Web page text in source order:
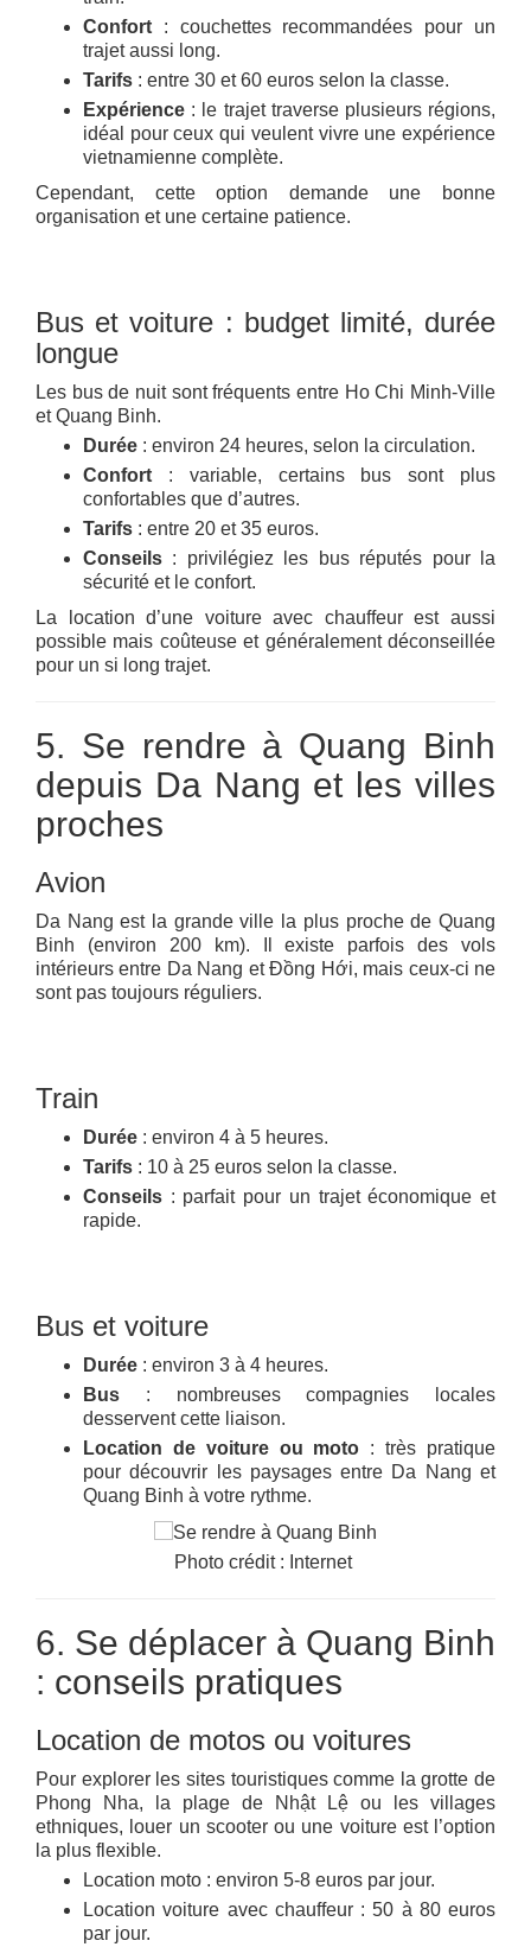
Confort : couchettes recommandées pour un
trajet aussi long.
Tarifs : entre 30 et 60 euros selon la classe.
Expérience : le trajet traverse plusieurs régions,
idéal pour ceux qui veulent vivre une expérience
vietnamienne complète.
Cependant, cette option demande une bonne
organisation et une certaine patience.
Bus et voiture : budget limité, durée
longue
Les bus de nuit sont fréquents entre Ho Chi Minh-Ville
et Quang Binh.
Durée : environ 24 heures, selon la circulation.
Confort : variable, certains bus sont plus
confortables que d’autres.
Tarifs : entre 20 et 35 euros.
Conseils : privilégiez les bus réputés pour la
sécurité et le confort.
La location d’une voiture avec chauffeur est aussi
possible mais coûteuse et généralement déconseillée
pour un si long trajet.
5. Se rendre à Quang Binh
depuis Da Nang et les villes
proches
Avion
Da Nang est la grande ville la plus proche de Quang
Binh (environ 200 km). Il existe parfois des vols
intérieurs entre Da Nang et Đồng Hới, mais ceux-ci ne
sont pas toujours réguliers.
Train
Durée : environ 4 à 5 heures.
Tarifs : 10 à 25 euros selon la classe.
Conseils : parfait pour un trajet économique et
rapide.
Bus et voiture
Durée : environ 3 à 4 heures.
Bus : nombreuses compagnies locales
desservent cette liaison.
Location de voiture ou moto : très pratique
pour découvrir les paysages entre Da Nang et
Quang Binh à votre rythme.
Photo crédit : Internet
6. Se déplacer à Quang Binh
: conseils pratiques
Location de motos ou voitures
Pour explorer les sites touristiques comme la grotte de
Phong Nha, la plage de Nhật Lệ ou les villages
ethniques, louer un scooter ou une voiture est l’option
la plus flexible.
Location moto : environ 5-8 euros par jour.
Location voiture avec chauffeur : 50 à 80 euros
par jour.